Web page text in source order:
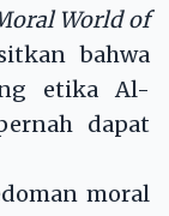
World of
bahwa
etika Al-
dapat
moral